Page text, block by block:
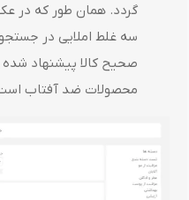
گردد. همان طور که در
سه غلط املایی در
صحیح کالا پیشنهاد
محصولات ضد آفتاب